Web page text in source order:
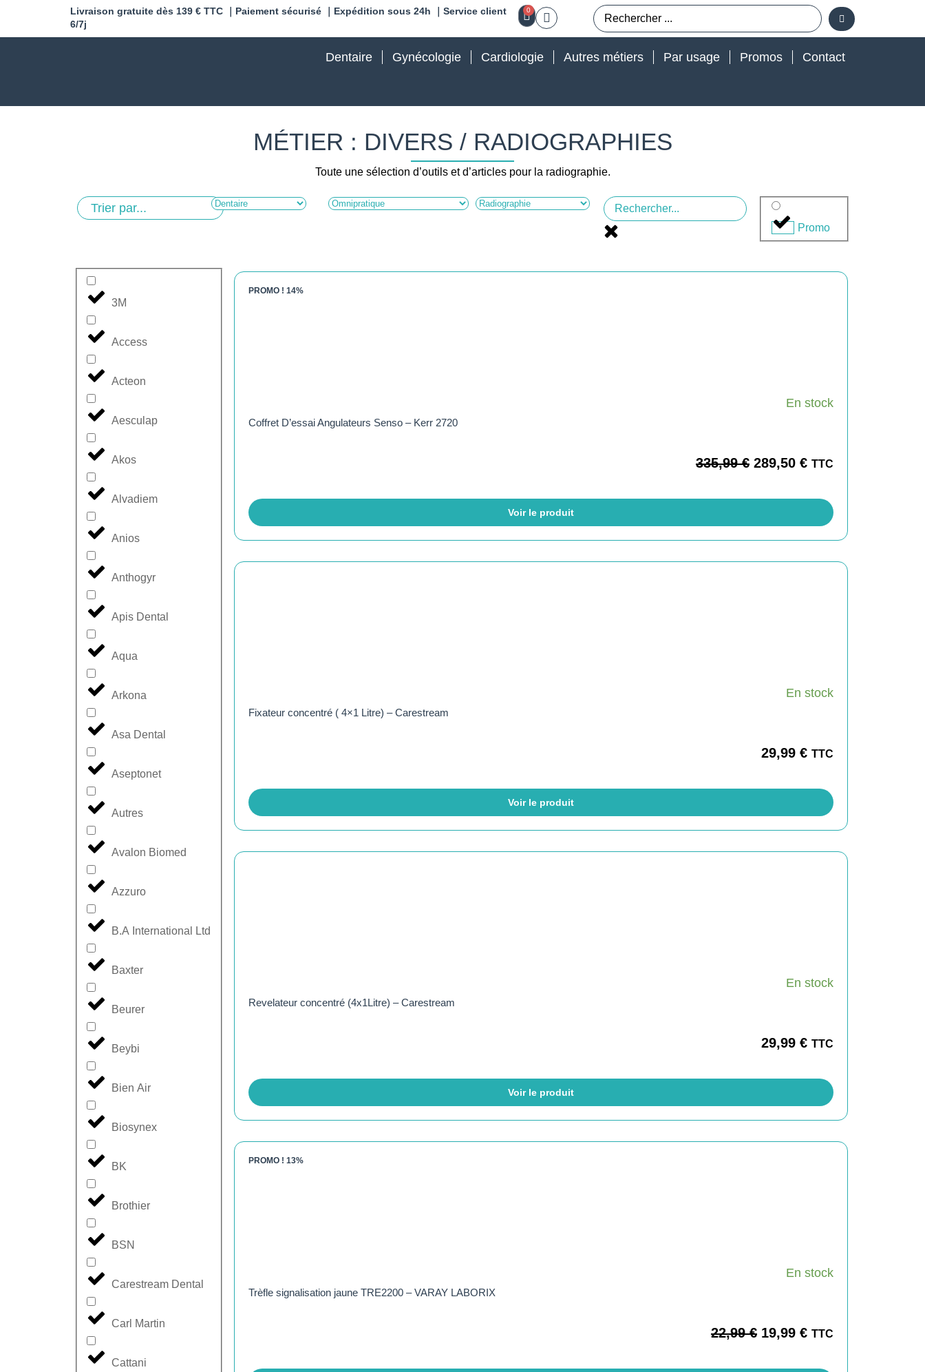
Livraison gratuite dès 139 € TTC ｜Paiement sécurisé ｜Expédition sous 24h ｜Service client
6/7j
0
Dentaire Gynécologie Cardiologie Autres métiers Par usage Promos Contact
MÉTIER : DIVERS / RADIOGRAPHIES
Toute une sélection d’outils et d’articles pour la radiographie.
Promo
3M
Access
Acteon
Aesculap
Akos
Alvadiem
Anios
Anthogyr
Apis Dental
Aqua
Arkona
Asa Dental
Aseptonet
Autres
Avalon Biomed
Azzuro
B.A International Ltd
Baxter
Beurer
Beybi
Bien Air
Biosynex
BK
Brothier
BSN
Carestream Dental
Carl Martin
Cattani
PROMO ! 14%
En stock
Coffret D’essai Angulateurs Senso – Kerr 2720
335,99€ 289,50 € TTC
Voir le produit
En stock
Fixateur concentré ( 4×1 Litre) – Carestream
29,99 € TTC
Voir le produit
En stock
Revelateur concentré (4x1Litre) – Carestream
29,99 € TTC
Voir le produit
PROMO ! 13%
En stock
Trèfle signalisation jaune TRE2200 – VARAY LABORIX
22,99€ 19,99 € TTC